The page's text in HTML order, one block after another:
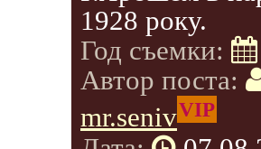
1928 року.
Год съемки:
Автор поста:
mr.senivVIP